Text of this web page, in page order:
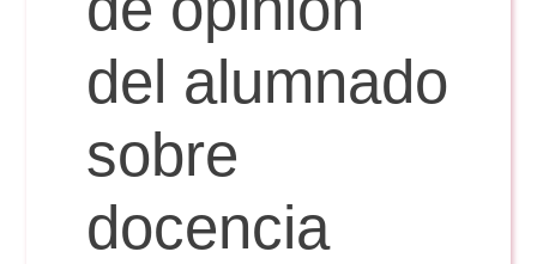
Comunicación Audiovisual
Doble Grado PER/CAV
#YoPractico
Boletines
del alumnado
sobre
docencia